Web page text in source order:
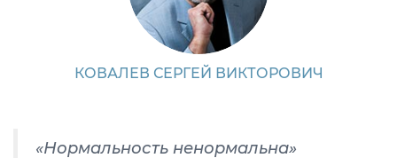
КОВАЛЕВ СЕРГЕЙ ВИКТОРОВИЧ
«Нормальность ненормальна»